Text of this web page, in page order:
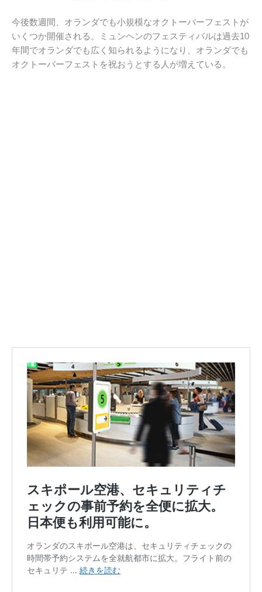
今後数週間、オランダでも小規模なオクトーバーフェストが
いくつか開催される。ミュンヘンのフェスティバルは過去10
年間でオランダでも広く知られるようになり、オランダでも
オクトーバーフェストを祝おうとする人が増えている。